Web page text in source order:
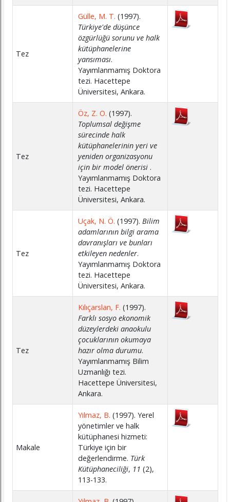
Tez
Gülle, M. T. (1997).
Türkiye'de düşünce
özgürlüğü sorunu ve halk
kütüphanelerine
yansıması.
Yayımlanmamış Doktora
tezi. Hacettepe
Üniversitesi, Ankara.
Tez
Öz, Z. O. (1997).
Toplumsal değişme
sürecinde halk
kütüphanelerinin yeri ve
yeniden organizasyonu
için bir model önerisi .
Yayımlanmamış Doktora
tezi. Hacettepe
Üniversitesi, Ankara.
Tez
Uçak, N. Ö. (1997). Bilim
adamlarının bilgi arama
davranışları ve bunları
etkileyen nedenler.
Yayımlanmamış Doktora
tezi. Hacettepe
Üniversitesi, Ankara.
Tez
Kılıçarslan, F. (1997).
Farklı sosyo ekonomik
düzeylerdeki anaokulu
çocuklarının okumaya
hazır olma durumu.
Yayımlanmamış Bilim
Uzmanlığı tezi.
Hacettepe Üniversitesi,
Ankara.
Makale
Yılmaz, B. (1997). Yerel
yönetimler ve halk
kütüphanesi hizmeti:
Türkiye için bir
değerlendirme. Türk
Kütüphaneciliği, 11 (2),
113-133.